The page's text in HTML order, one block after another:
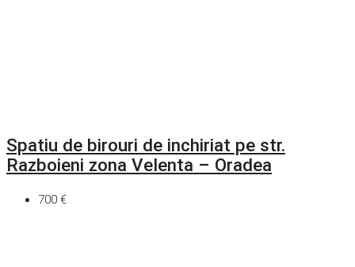
Spatiu de birouri de inchiriat pe str.
Razboieni zona Velenta – Oradea
700 €